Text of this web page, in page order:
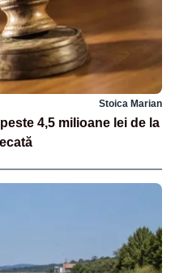
Stoica Marian
4,5 milioane lei de la